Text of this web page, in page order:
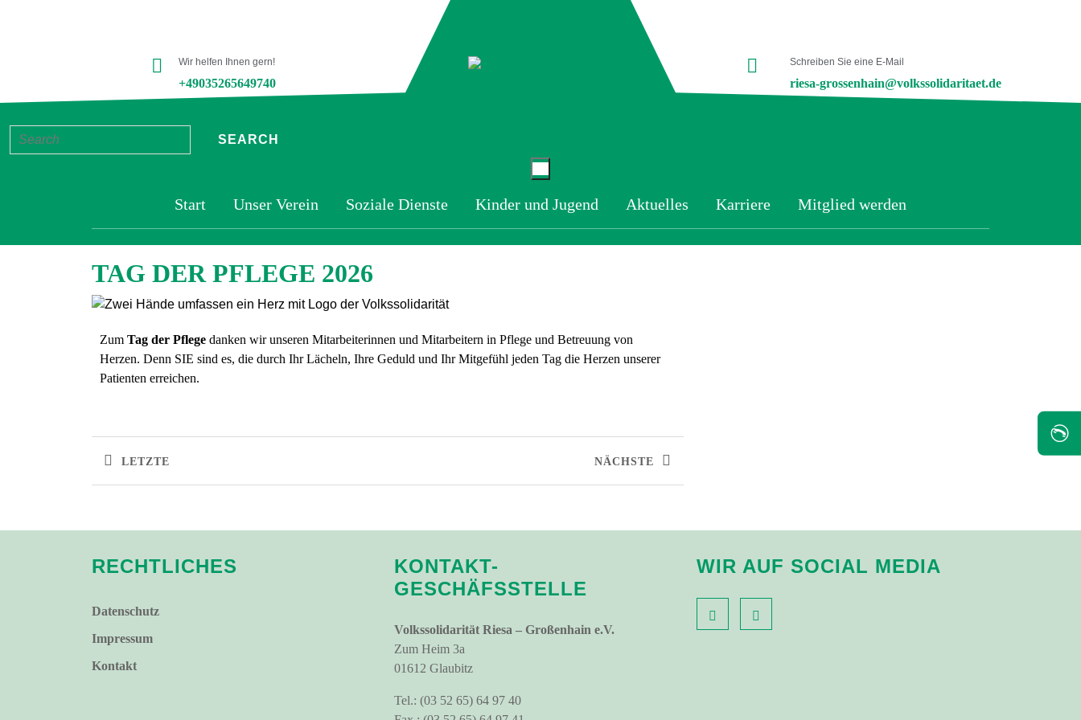
Wir helfen Ihnen gern!
+49035265649740
Schreiben Sie eine E-Mail
riesa-grossenhain@volkssolidaritaet.de
Start Unser Verein Soziale Dienste Kinder und Jugend Aktuelles Karriere Mitglied werden
TAG DER PFLEGE 2026
Zum Tag der Pflege danken wir unseren Mitarbeiterinnen und Mitarbeitern in Pflege und Betreuung von
Herzen. Denn SIE sind es, die durch Ihr Lächeln, Ihre Geduld und Ihr Mitgefühl jeden Tag die Herzen unserer
Patienten erreichen.
LETZTE NÄCHSTE
RECHTLICHES
Datenschutz
Impressum
Kontakt
KONTAKT-
GESCHÄFSSTELLE
Volkssolidarität Riesa – Großenhain e.V.
Zum Heim 3a
01612 Glaubitz
Tel.: (03 52 65) 64 97 40
WIR AUF SOCIAL MEDIA
✆